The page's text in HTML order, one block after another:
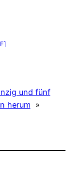
und fünf
herum »